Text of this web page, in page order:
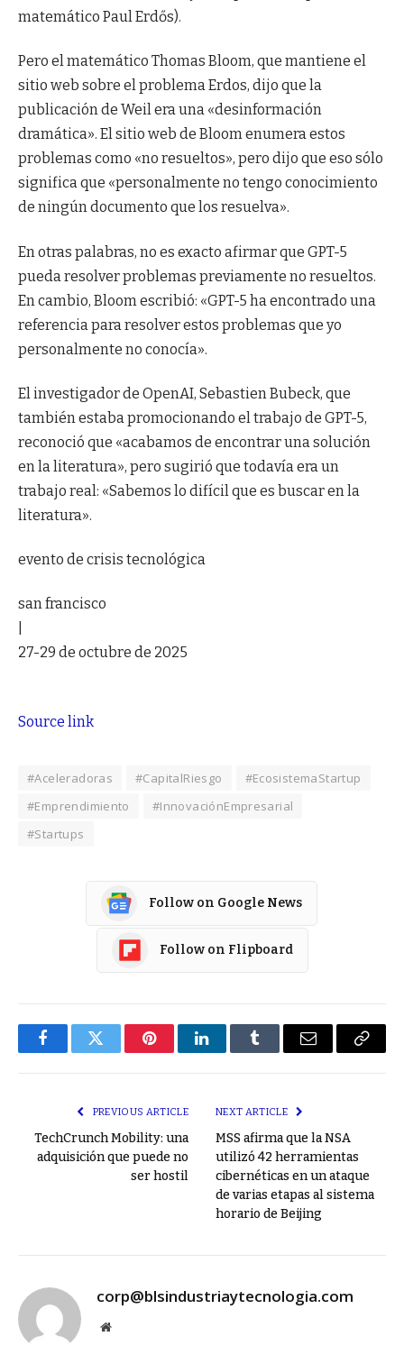
matemático Paul Erdős).
Pero el matemático Thomas Bloom, que mantiene el
sitio web sobre el problema Erdos, dijo que la
publicación de Weil era una «desinformación
dramática». El sitio web de Bloom enumera estos
problemas como «no resueltos», pero dijo que eso sólo
significa que «personalmente no tengo conocimiento
de ningún documento que los resuelva».
En otras palabras, no es exacto afirmar que GPT-5
pueda resolver problemas previamente no resueltos.
En cambio, Bloom escribió: «GPT-5 ha encontrado una
referencia para resolver estos problemas que yo
personalmente no conocía».
El investigador de OpenAI, Sebastien Bubeck, que
también estaba promocionando el trabajo de GPT-5,
reconoció que «acabamos de encontrar una solución
en la literatura», pero sugirió que todavía era un
trabajo real: «Sabemos lo difícil que es buscar en la
literatura».
evento de crisis tecnológica
san francisco
27-29 de octubre de 2025
Source link
#Aceleradoras #CapitalRiesgo
#EcosistemaStartup
#Emprendimiento
#InnovaciónEmpresarial
#Startups
Follow on Google News
Follow on Flipboard
FacebookTwitter PinterestLinkedInTumblr Email
Copy
PREVIOUS ARTICLE
TechCrunch Mobility: una
adquisición que puede no
ser hostil
NEXT ARTICLE
MSS afirma que la NSA
utilizó 42 herramientas
cibernéticas en un ataque
de varias etapas al sistema
horario de Beijing
corp@blsindustriaytecnologia.com
Website